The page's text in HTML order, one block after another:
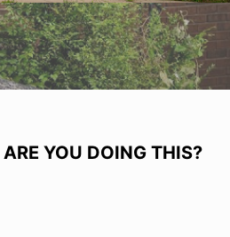
YOU DOING THIS?